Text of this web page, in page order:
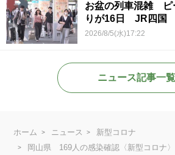
お盆の列車混雑
りが16日 JR四国
2026/8/5(水)17:22
ニュース記事一覧
ホーム ニュース
新型コロナ
岡山県 169人の感染確認〈新型コロナ〉